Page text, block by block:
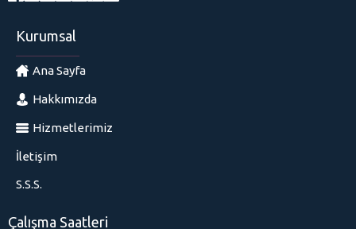
Kurumsal
Ana Sayfa
Hakkımızda
Hizmetlerimiz
İletişim
S.S.S.
Çalışma Saatleri